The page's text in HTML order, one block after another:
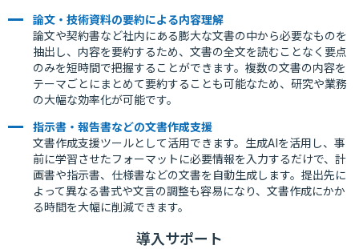
論文・技術資料の要約による内容理解
論文や契約書など社内にある膨大な文書の中から必要なものを
抽出し、内容を要約するため、文書の全文を読むことなく要点
のみを短時間で把握することができます。複数の文書の内容を
テーマごとにまとめて要約することも可能なため、研究や業務
の大幅な効率化が可能です。
指示書・報告書などの文書作成支援
文書作成支援ツールとして活用できます。生成AIを活用し、事
前に学習させたフォーマットに必要情報を入力するだけで、計
画書や指示書、仕様書などの文書を自動生成します。提出先に
よって異なる書式や文言の調整も容易になり、文書作成にかか
る時間を大幅に削減できます。
導入サポート